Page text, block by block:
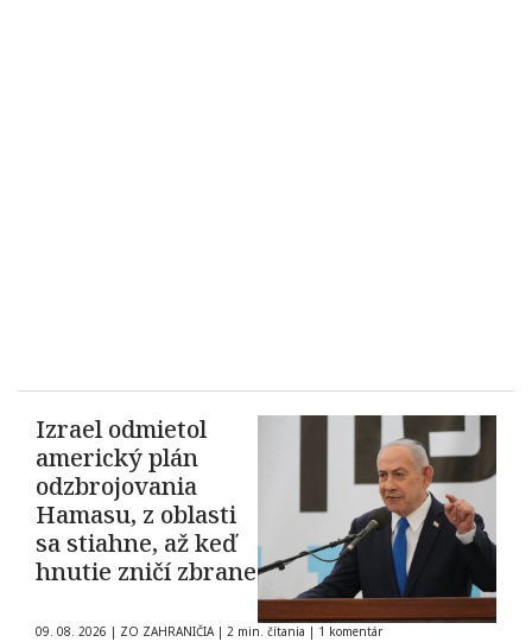
Izrael odmietol
americký plán
odzbrojovania
Hamasu, z oblasti
sa stiahne, až keď
hnutie zničí zbrane
09. 08. 2026 | ZO ZAHRANIČIA | 2 min. čítania | 1 komentár